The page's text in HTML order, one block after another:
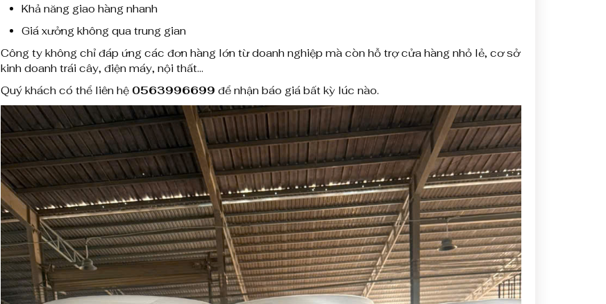
Khả năng giao hàng nhanh
Giá xưởng không qua trung gian
Công ty không chỉ đáp ứng các đơn hàng lớn từ doanh nghiệp mà còn hỗ trợ cửa hàng nhỏ lẻ, cơ sở
kinh doanh trái cây, điện máy, nội thất…
Quý khách có thể liên hệ 0563996699 để nhận báo giá bất kỳ lúc nào.